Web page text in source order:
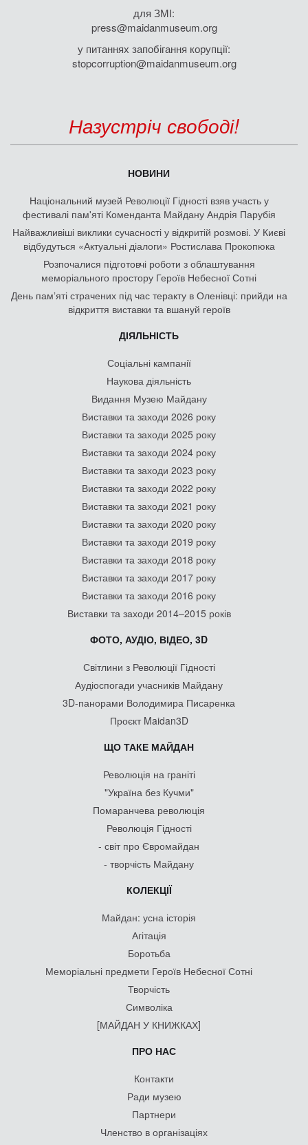
для ЗМІ:
press@maidanmuseum.org
у питаннях запобігання корупції:
stopcorruption@maidanmuseum.org
Назустріч свободі!
НОВИНИ
Національний музей Революції Гідності взяв участь у
фестивалі пам'яті Коменданта Майдану Андрія Парубія
Найважливіші виклики сучасності у відкритій розмові. У Києві
відбудуться «Актуальні діалоги» Ростислава Прокопюка
Розпочалися підготовчі роботи з облаштування
меморіального простору Героїв Небесної Сотні
День памʼяті страчених під час теракту в Оленівці: прийди на
відкриття виставки та вшануй героїв
ДІЯЛЬНІСТЬ
Соціальні кампанії
Наукова діяльність
Видання Музею Майдану
Виставки та заходи 2026 року
Виставки та заходи 2025 року
Виставки та заходи 2024 року
Виставки та заходи 2023 року
Виставки та заходи 2022 року
Виставки та заходи 2021 року
Виставки та заходи 2020 року
Виставки та заходи 2019 року
Виставки та заходи 2018 року
Виставки та заходи 2017 року
Виставки та заходи 2016 року
Виставки та заходи 2014–2015 років
ФОТО, АУДІО, ВІДЕО, 3D
Світлини з Революції Гідності
Аудіоспогади учасників Майдану
3D-панорами Володимира Писаренка
Проєкт Maidan3D
ЩО ТАКЕ МАЙДАН
Революція на граніті
"Україна без Кучми"
Помаранчева революція
Революція Гідності
- світ про Євромайдан
- творчість Майдану
КОЛЕКЦІЇ
Майдан: усна історія
Агітація
Боротьба
Меморіальні предмети Героїв Небесної Сотні
Творчість
Символіка
[МАЙДАН У КНИЖКАХ]
ПРО НАС
Контакти
Ради музею
Партнери
Членство в організаціях